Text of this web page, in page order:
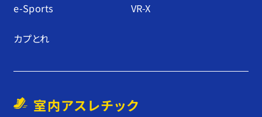
e-Sports VR-X
カプとれ
室内アスレチック